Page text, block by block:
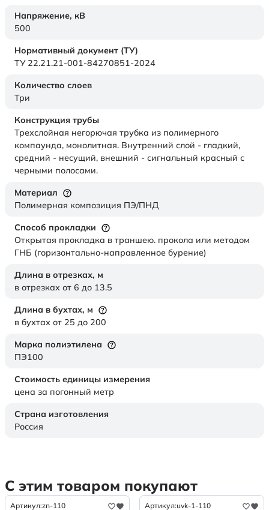
Напряжение, кВ
500
Нормативный документ (ТУ)
ТУ 22.21.21-001-84270851-2024
Количество слоев
Три
Конструкция трубы
Трехслойная негорючая трубка из полимерного
компаунда, монолитная. Внутренний слой - гладкий,
средний - несущий, внешний - сигнальный красный с
черными полосами.
Материал
Полимерная композиция ПЭ/ПНД
Способ прокладки
Открытая прокладка в траншею. прокола или методом
ГНБ (горизонтально-направленное бурение)
Длина в отрезках, м
в отрезках от 6 до 13.5
Длина в бухтах, м
в бухтах от 25 до 200
Марка полиэтилена
ПЭ100
Стоимость единицы измерения
цена за погонный метр
Страна изготовления
Россия
С этим товаром покупают
Артикул:zn-110 Артикул:uvk-1-110